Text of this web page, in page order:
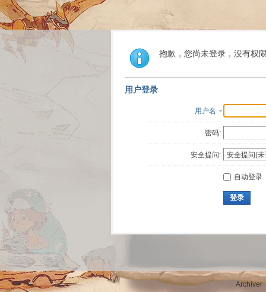
抱歉，您尚未登录，没有权
用户登录
用户名
密码:
安全提问:
自动登录
登录
Archiver